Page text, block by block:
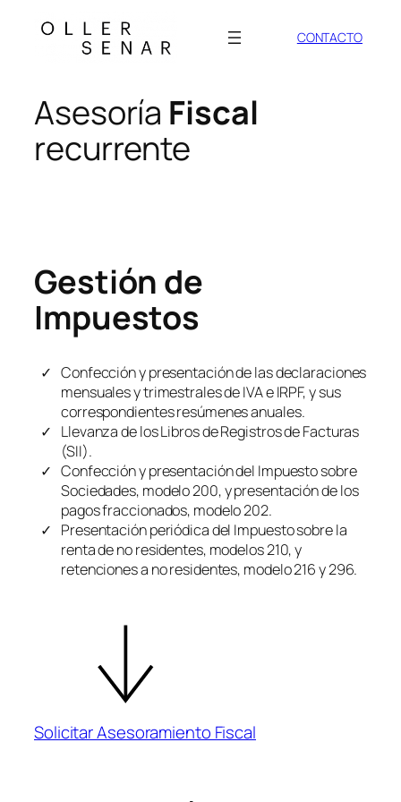
Saltar
contenido
CONTACTO
Asesoría Fiscal
recurrente
Gestión de
Impuestos
Confección y presentación de las declaraciones
mensuales y trimestrales de IVA e IRPF, y sus
correspondientes resúmenes anuales.
Llevanza de los Libros de Registros de Facturas
(SII).
Confección y presentación del Impuesto sobre
Sociedades, modelo 200, y presentación de los
pagos fraccionados, modelo 202.
Presentación periódica del Impuesto sobre la
renta de no residentes, modelos 210, y
retenciones a no residentes, modelo 216 y 296.
Solicitar Asesoramiento Fiscal